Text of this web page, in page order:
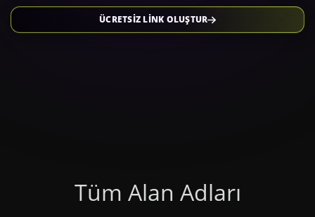
ÜCRETSİZ LİNK OLUŞTUR
Tüm Alan Adları